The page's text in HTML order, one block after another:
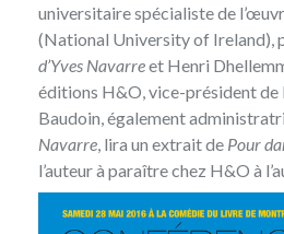
universitaire spécialiste de
(National University of Ireland),
d’Yves Navarreet Henri
éditions H&O, vice-président de
Baudoin, également
Navarre , lira un extrait de Pour
l’auteur à paraître chez H&O à